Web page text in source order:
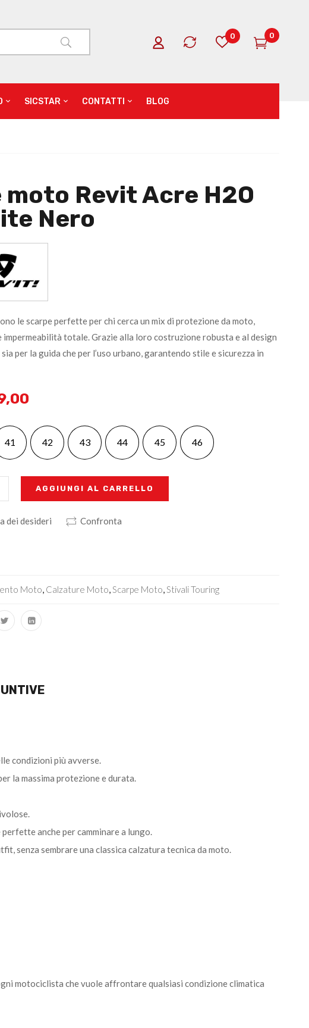
0 0
SICSTAR CONTATTI BLOG
moto Revit Acre H2O
Nero
le scarpe perfette per chi cerca un mix di protezione da moto,
totale. Grazie alla loro costruzione robusta e al design
per la guida che per l’uso urbano, garantendo stile e sicurezza in
41 42 43 44 45 46
AGGIUNGI AL CARRELLO
dei desideri Confronta
Moto Calzature Moto Scarpe Moto Stivali Touring
condizioni più avverse.
la massima protezione e durata.
anche per camminare a lungo.
senza sembrare una classica calzatura tecnica da moto.
motociclista che vuole affrontare qualsiasi condizione climatica